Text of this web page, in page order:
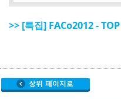
>> [특집] FACo2012 -